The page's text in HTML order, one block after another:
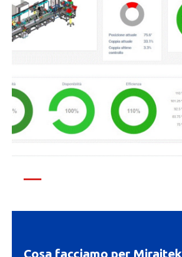
Cosa facciamo per Miraitek